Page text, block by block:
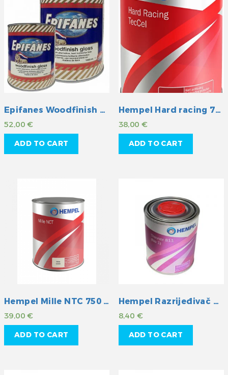
Epifanes Woodfinish Gloss 1l
52,00€
ADD TO CART
Hempel Hard racing 750 ml
38,00€
ADD TO CART
Hempel Mille NTC 750 ml
39,00€
ADD TO CART
Hempel Razrijeđivač 08081
8,40 €
ADD TO CART